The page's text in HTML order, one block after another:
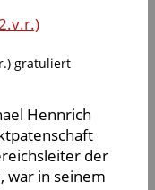
gratuliert
Hennrich
der
war in seinem